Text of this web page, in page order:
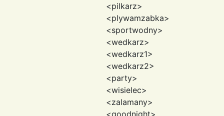
<pilkarz>
<plywamzabka>
<sportwodny>
<wedkarz>
<wedkarz1>
<wedkarz2>
<party>
<wisielec>
<zalamany>
<goodnight>